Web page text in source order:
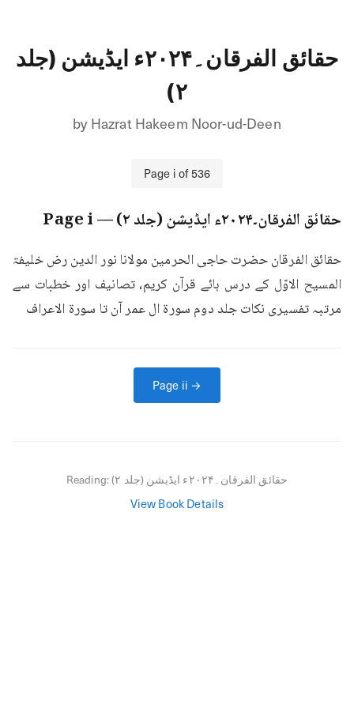
حقائق الفرقان۔۲۰۲۴ء ایڈیشن (جلد
۲)
by Hazrat Hakeem Noor-ud-Deen
Page i of536
حقائق الفرقان۔۲۰۲۴ء ایڈیشن (جلد ۲) — Page
i
مرتبہ تفسیری نکات جلد دوم سورة ال عمر آن تا سورة الاعراف
Page ii →
Reading: حقائق الفرقان۔۲۰۲۴ء ایڈیشن (جلد ۲)
View Book Details